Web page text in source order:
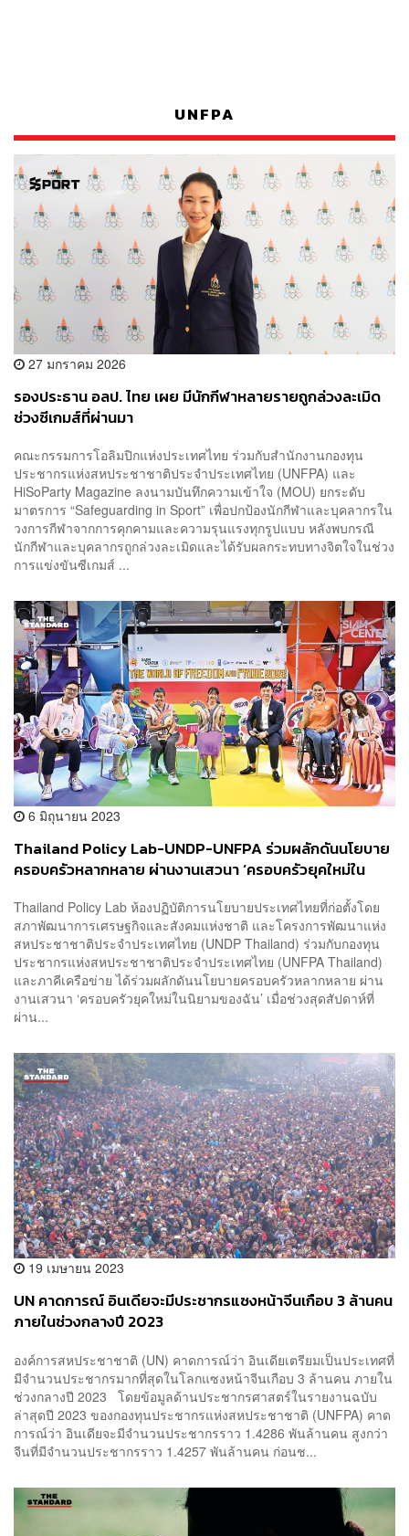
UNFPA
27 มกราคม 2026
รองประธาน อลป. ไทย เผย มีนักกีฬาหลายรายถูกล่วงละเมิด
ช่วงซีเกมส์ที่ผ่านมา
คณะกรรมการโอลิมปิกแห่งประเทศไทย ร่วมกับสำนักงานกองทุน
ประชากรแห่งสหประชาชาติประจำประเทศไทย (UNFPA) และ
HiSoParty Magazine ลงนามบันทึกความเข้าใจ (MOU) ยกระดับ
มาตรการ “Safeguarding in Sport” เพื่อปกป้องนักกีฬาและบุคลากรใน
วงการกีฬาจากการคุกคามและความรุนแรงทุกรูปแบบ หลังพบกรณี
นักกีฬาและบุคลากรถูกล่วงละเมิดและได้รับผลกระทบทางจิตใจในช่วง
การแข่งขันซีเกมส์ ...
6 มิถุนายน 2023
Thailand Policy Lab-UNDP-UNFPA ร่วมผลักดันนโยบาย
ครอบครัวหลากหลาย ผ่านงานเสวนา ‘ครอบครัวยุคใหม่ใน
Thailand Policy Lab ห้องปฏิบัติการนโยบายประเทศไทยที่ก่อตั้งโดย
สภาพัฒนาการเศรษฐกิจและสังคมแห่งชาติ และโครงการพัฒนาแห่ง
สหประชาชาติประจำประเทศไทย (UNDP Thailand) ร่วมกับกองทุน
ประชากรแห่งสหประชาชาติประจำประเทศไทย (UNFPA Thailand)
และภาคีเครือข่าย ได้ร่วมผลักดันนโยบายครอบครัวหลากหลาย ผ่าน
งานเสวนา ‘ครอบครัวยุคใหม่ในนิยามของฉัน’ เมื่อช่วงสุดสัปดาห์ที่
ผ่าน...
19 เมษายน 2023
UN คาดการณ์ อินเดียจะมีประชากรแซงหน้าจีนเกือบ 3 ล้านคน
ภายในช่วงกลางปี 2023
องค์การสหประชาชาติ (UN) คาดการณ์ว่า อินเดียเตรียมเป็นประเทศที่
มีจำนวนประชากรมากที่สุดในโลกแซงหน้าจีนเกือบ 3 ล้านคน ภายใน
ช่วงกลางปี 2023 โดยข้อมูลด้านประชากรศาสตร์ในรายงานฉบับ
ล่าสุดปี 2023 ของกองทุนประชากรแห่งสหประชาชาติ (UNFPA) คาด
การณ์ว่า อินเดียจะมีจำนวนประชากรราว 1.4286 พันล้านคน สูงกว่า
จีนที่มีจำนวนประชากรราว 1.4257 พันล้านคน ก่อนช...